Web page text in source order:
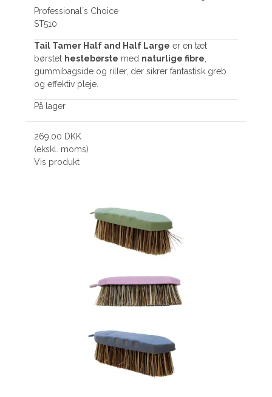
Professional´s Choice
ST510
Tail Tamer Half and Half Large er en tæt
børstet hestebørste med naturlige fibre
gummibagside og riller, der sikrer fantastisk greb
og effektiv pleje.
På lager
269,00 DKK
(ekskl. moms)
Vis produkt